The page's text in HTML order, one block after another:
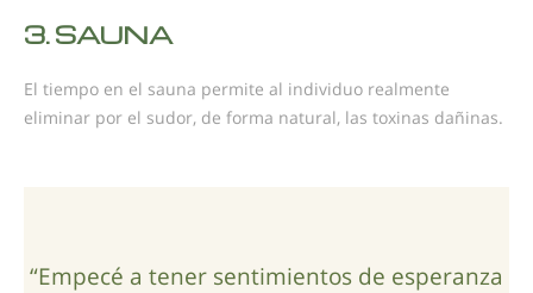
3.SAUNA
El tiempo en el sauna permite al individuo realmente
eliminar por el sudor, de forma natural, las toxinas dañinas.
“Empecé a tener sentimientos de esperanza